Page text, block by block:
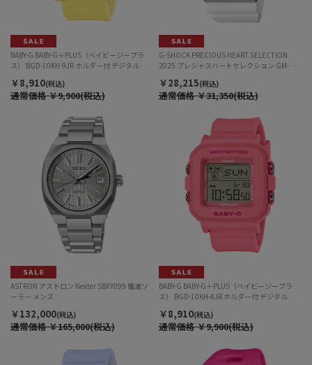
BABY-G BABY-G＋PLUS（ベイビージープラ
ス） BGD-10KH-9JR ホルダー付 デジタル ク
￥8,910(税込)
通常価格￥9,900(税込)
G-SHOCK PRECIOUS HEART SELECTION
2025 プレシャスハートセレクション GM-
￥28,215(税込)
通常価格￥31,350(税込)
ASTRON アストロン Nexter SBXY099 電波ソ
ーラー メンズ
￥132,000(税込)
通常価格￥165,000(税込)
BABY-G BABY-G＋PLUS（ベイビージープラ
ス） BGD-10KH-4JR ホルダー付 デジタル ク
￥8,910(税込)
通常価格￥9,900(税込)